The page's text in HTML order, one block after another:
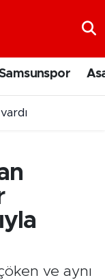
ve aynı